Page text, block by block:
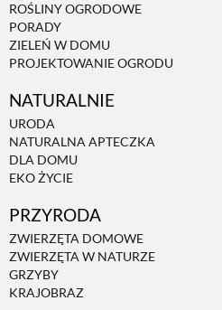
ROŚLINY OGRODOWE
PORADY
ZIELEŃ W DOMU
PROJEKTOWANIE OGRODU
NATURALNIE
URODA
NATURALNA APTECZKA
DLA DOMU
EKO ŻYCIE
PRZYRODA
ZWIERZĘTA DOMOWE
ZWIERZĘTA W NATURZE
GRZYBY
KRAJOBRAZ
NATURALNA